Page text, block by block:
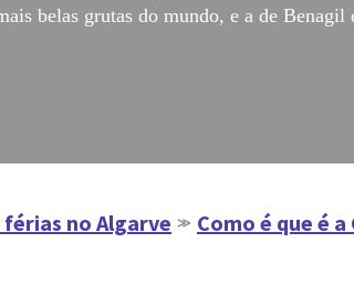
belas grutas do mundo, e a de
férias no Algarve ≫ Como é que é